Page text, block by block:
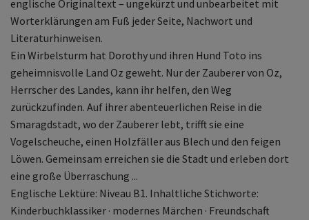
englische Originaltext – ungekürzt und unbearbeitet mit
Worterklärungen am Fuß jeder Seite, Nachwort und
Literaturhinweisen.
Ein Wirbelsturm hat Dorothy und ihren Hund Toto ins
geheimnisvolle Land Oz geweht. Nur der Zauberer von Oz,
Herrscher des Landes, kann ihr helfen, den Weg
zurückzufinden. Auf ihrer abenteuerlichen Reise in die
Smaragdstadt, wo der Zauberer lebt, trifft sie eine
Vogelscheuche, einen Holzfäller aus Blech und den feigen
Löwen. Gemeinsam erreichen sie die Stadt und erleben dort
eine große Überraschung ...
Englische Lektüre: Niveau B1. Inhaltliche Stichworte:
Kinderbuchklassiker · modernes Märchen · Freundschaft